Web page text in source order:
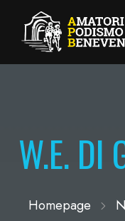
W.E. DI
Homepage